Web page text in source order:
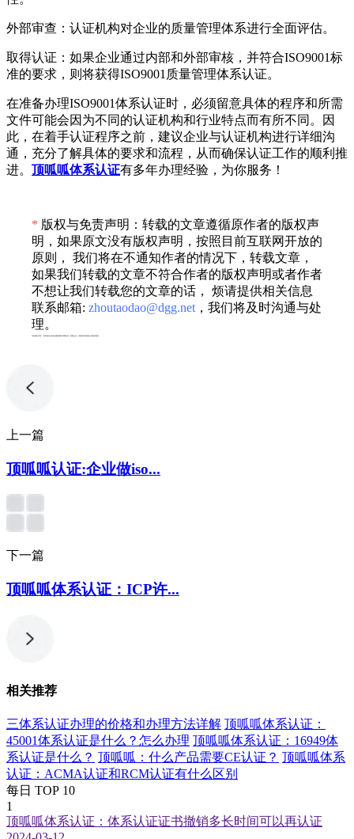
外部审查：认证机构对企业的质量管理体系进行全面评估。
取得认证：如果企业通过内部和外部审核，并符合ISO9001标
准的要求，则将获得ISO9001质量管理体系认证。
在准备办理ISO9001体系认证时，必须留意具体的程序和所需
文件可能会因为不同的认证机构和行业特点而有所不同。因
此，在着手认证程序之前，建议企业与认证机构进行详细沟
通，充分了解具体的要求和流程，从而确保认证工作的顺利推
进。 顶呱呱体系认证有多年办理经验，为你服务！
* 版权与免责声明：转载的文章遵循原作者的版权声
明，如果原文没有版权声明，按照目前互联网开放的
原则， 我们将在不通知作者的情况下，转载文章，
如果我们转载的文章不符合作者的版权声明或者作者
不想让我们转载您的文章的话， 烦请提供相关信息
联系邮箱: zhoutaodao@dgg.net ，我们将及时沟通与处
理。
上一篇
顶呱呱认证:企业做iso...
下一篇
顶呱呱体系认证：ICP许...
相关推荐
三体系认证办理的价格和办理方法详解 顶呱呱体系认证：
45001体系认证是什么？怎么办理 顶呱呱体系认证：16949体
系认证是什么？ 顶呱呱：什么产品需要CE认证？ 顶呱呱体系
认证：ACMA认证和RCM认证有什么区别
每日 TOP 10
1
顶呱呱体系认证：体系认证证书撤销多长时间可以再认证